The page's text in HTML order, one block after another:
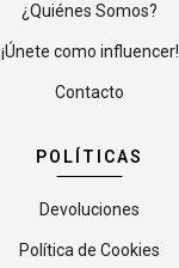
¿Quiénes Somos?
¡Únete como influencer!
Contacto
POLÍTICAS
Devoluciones
Política de Cookies